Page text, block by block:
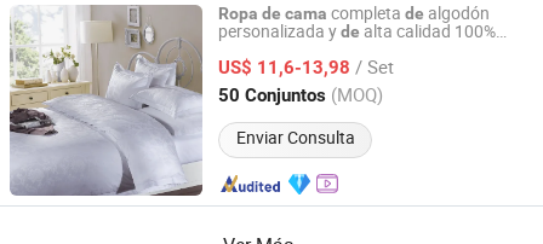
Ropa de cama completa de algodón
personalizada yde alta calidad 100%
lujo
US$ 11,6-13,98 / Set
50 Conjuntos (MOQ)
Enviar Consulta
Jiangsu Pengyuan Textile Group Co., Ltd.
Jiangsu, China Desde 2022